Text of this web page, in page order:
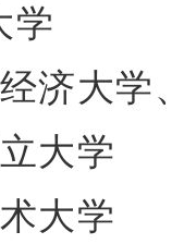
学
济大学
大学
大学